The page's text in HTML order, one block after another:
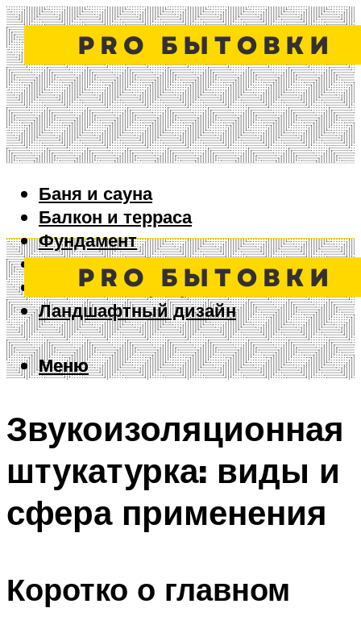
Баня и сауна
Балкон и терраса
Фундамент
Ворота и забор
Дизайн интерьера
Ландшафтный дизайн
Меню
Меню
Звукоизоляционная
штукатурка: виды и
сфера применения
Коротко о главном